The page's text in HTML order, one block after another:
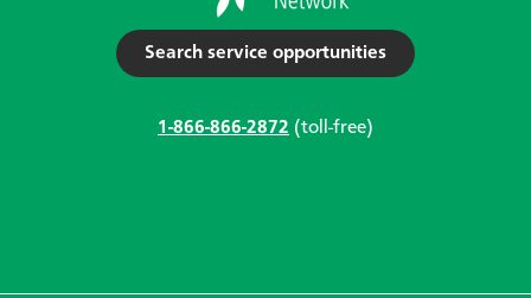
Search service opportunities
1-866-866-2872 (toll-free)